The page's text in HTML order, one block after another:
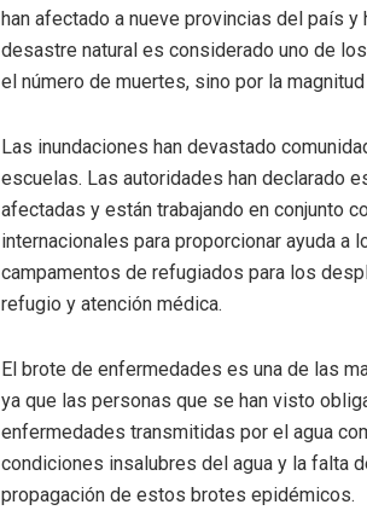
han afectado a nueve provincias del país
desastre natural es considerado uno de
el número de muertes, sino por la
Las inundaciones han devastado
escuelas. Las autoridades han declarado
afectadas y están trabajando en conjunto
internacionales para proporcionar ayuda a
campamentos de refugiados para los
refugio y atención médica.
El brote de enfermedades es una de las
ya que las personas que se han visto
enfermedades transmitidas por el agua
condiciones insalubres del agua y la falta
propagación de estos brotes epidémicos.